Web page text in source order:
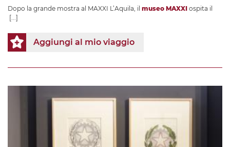
Dopo la grande mostra al MAXXI L’Aquila, il museo MAXXI ospita il
[...]
Aggiungi al mio viaggio